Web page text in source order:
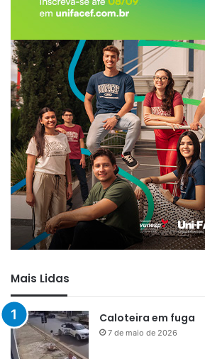
Mais Lidas
Caloteira em fuga
7 de maio de 2026